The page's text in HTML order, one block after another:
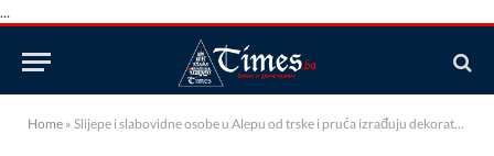
...
Home » Slijepe i slabovidne osobe u Alepu od trske i pruća izrađuju dekorativne predmete